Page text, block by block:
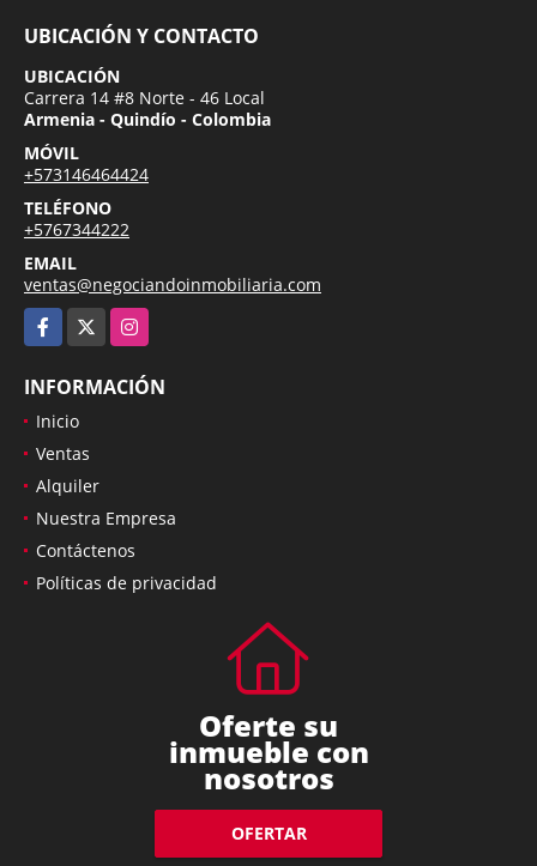
UBICACIÓN Y CONTACTO
UBICACIÓN
Carrera 14 #8 Norte - 46 Local
Armenia - Quindío - Colombia
MÓVIL
+573146464424
TELÉFONO
+5767344222
EMAIL
ventas@negociandoinmobiliaria.com
Facebook
Instagram
INFORMACIÓN
Inicio
Ventas
Alquiler
Nuestra Empresa
Contáctenos
Políticas de privacidad
Oferte su
inmueble con
nosotros
OFERTAR